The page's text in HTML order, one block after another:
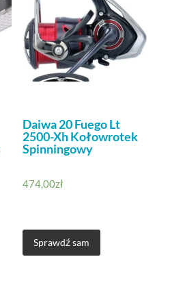
Daiwa 20 Fuego Lt
2500-Xh Kołowrotek
Spinningowy
474,00zł
Sprawdź sam